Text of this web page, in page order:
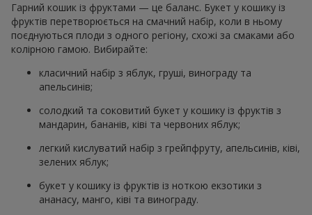
Гарний кошик із фруктами — це баланс. Букет у кошику із
фруктів перетворюється на смачний набір, коли в ньому
поєднуються плоди з одного регіону, схожі за смаками або
колірною гамою. Вибирайте:
класичний набір з яблук, груші, винограду та
апельсинів;
солодкий та соковитий букет у кошику із фруктів з
мандарин, бананів, ківі та червоних яблук;
легкий кислуватий набір з грейпфруту, апельсинів, ківі,
зелених яблук;
букет у кошику із фруктів із ноткою екзотики з
ананасу, манго, ківі та винограду.